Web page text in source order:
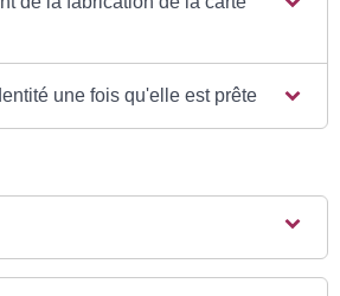
une fois qu'elle est prête